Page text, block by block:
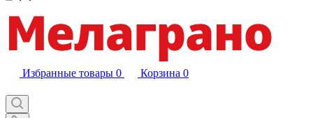
Избранные товары 0 Корзина 0